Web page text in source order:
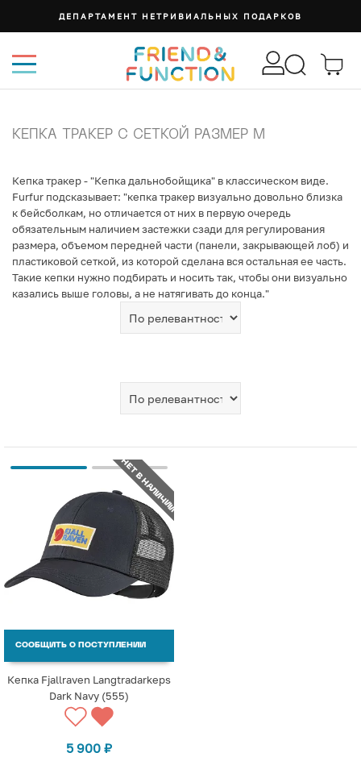
ДЕПАРТАМЕНТ НЕТРИВИАЛЬНЫХ ПОДАРКОВ
КЕПКА ТРАКЕР С СЕТКОЙ РАЗМЕР M
Кепка тракер - "Кепка дальнобойщика" в классическом виде.
Furfur подсказывает: "кепка тракер визуально довольно близка
к бейсболкам, но отличается от них в первую очередь
обязательным наличием застежки сзади для регулирования
размера, объемом передней части (панели, закрывающей лоб) и
пластиковой сеткой, из которой сделана вся остальная ее часть.
Такие кепки нужно подбирать и носить так, чтобы они визуально
казались выше головы, а не натягивать до конца."
НЕТ В НАЛИЧИИ
СООБЩИТЬ О ПОСТУПЛЕНИИ
Кепка Fjallraven Langtradarkeps
Dark Navy (555)
5 900 ₽